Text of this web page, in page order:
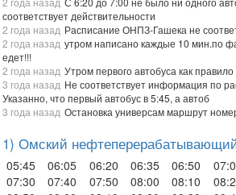
соответствует действительности
2 года назад Расписание ОНПЗ-Гашека не
2 года назад утром написано каждые 10 мин.по
едет!!!
2 года назад Утром первого автобуса как
3 года назад Не соответствует информация по
Указанно, что первый автобус в 5:45, а автоб
3 года назад Остановка универсам маршрут
1) Омский
05:45 06:05 06:20 06:35 06:50
07:30
07:40 07:50 08:00 08:10